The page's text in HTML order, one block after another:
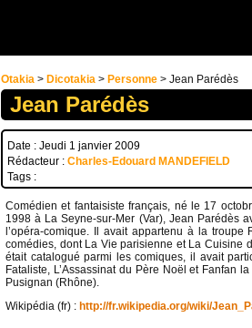
Otakia > Dicotakia > Personne > Jean Parédès
Jean Parédès
Date : Jeudi 1 janvier 2009
Rédacteur : Charles-Edouard MANDEFIELD
Tags :
Comédien et fantaisiste français, né le 17
1998 à La Seyne-sur-Mer (Var), Jean Parédès
l’opéra-comique. Il avait appartenu à la
comédies, dont La Vie parisienne et La Cuisine
était catalogué parmi les comiques, il avait
Fataliste, L’Assassinat du Père Noël et Fanfan
Pusignan (Rhône).
Wikipédia (fr) : http://fr.wikipedia.org/wiki/